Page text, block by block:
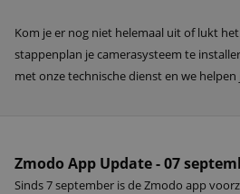
Kom je er nog niet helemaal uit of lukt
stappenplan je camerasysteem te
met onze technische dienst en we helpen
Zmodo App Update - 07
Sinds 7 september is de Zmodo app